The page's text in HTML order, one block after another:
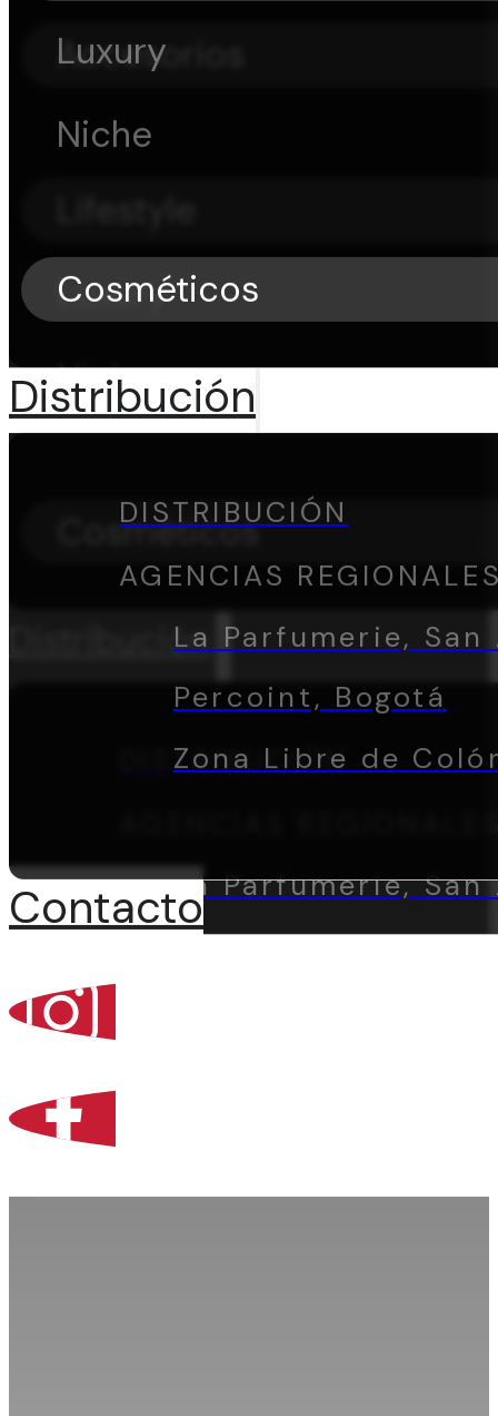
Accesorios
Luxury
Niche
Cosméticos
Distribución
DISTRIBUCIÓN
La Parfumerie,
Percoint, Bogotá
Contacto
Luxury
Niche
Cosméticos
Distribución
DISTRIBUCIÓN
AGENCIAS
La Parfumerie,
Percoint, Bogotá
Zona Libre de
Contacto